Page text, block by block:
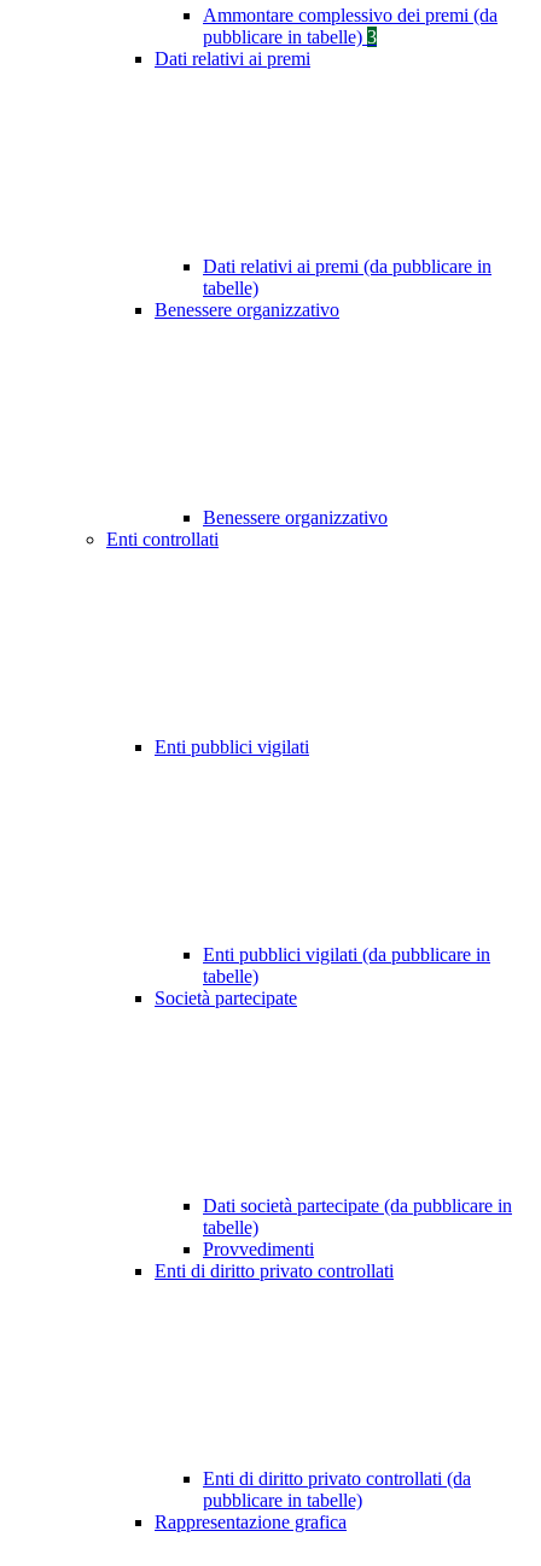
Ammontare complessivo dei premi (da
pubblicare in tabelle) 3
Dati relativi ai premi
Dati relativi ai premi (da pubblicare in
tabelle)
Benessere organizzativo
Benessere organizzativo
Enti controllati
Enti pubblici vigilati
Enti pubblici vigilati (da pubblicare in
tabelle)
Società partecipate
Dati società partecipate (da pubblicare in
tabelle)
Provvedimenti
Enti di diritto privato controllati
Enti di diritto privato controllati (da
pubblicare in tabelle)
Rappresentazione grafica